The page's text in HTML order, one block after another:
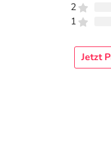
2
1
Jetzt